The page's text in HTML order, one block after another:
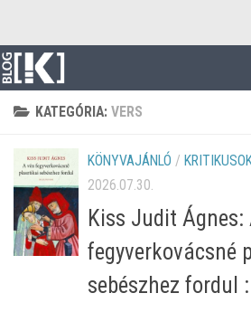
KATEGÓRIA: VERS
KÖNYVAJÁNLÓ /
2026.07.30.
Kiss Judit Ágnes:
fegyverkovácsné
sebészhez fordul